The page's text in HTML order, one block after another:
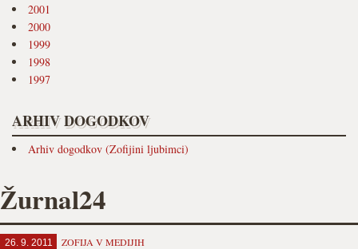
2001
2000
1999
1998
1997
ARHIV DOGODKOV
Arhiv dogodkov (Zofijini ljubimci)
Žurnal24
26. 9. 2011 ZOFIJA V MEDIJIH